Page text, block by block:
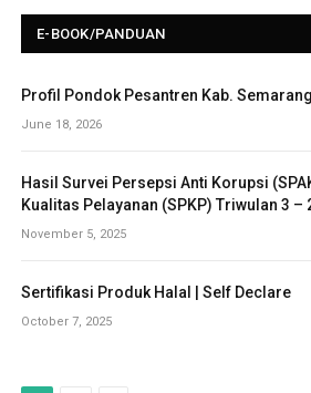
E-BOOK/PANDUAN
Profil Pondok Pesantren Kab.
June 18, 2026
Hasil Survei Persepsi Anti Korupsi
Kualitas Pelayanan (SPKP) Triwulan 3 –
November 5, 2025
Sertifikasi Produk Halal | Self Declare
October 7, 2025